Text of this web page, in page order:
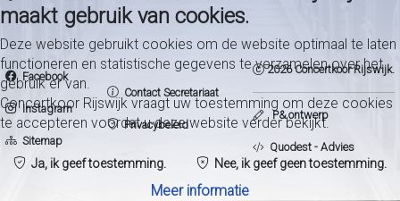
Facebook
Instagram
Sitemap
Contact Secretariaat
Privacybeleid
2026 Concertkoor Rijswijk.
P& ontwerp
Quodest - Advies
maakt gebruik van cookies.
Deze website gebruikt cookies om de website optimaal te laten
functioneren en statistische gegevens te verzamelen over het
gebruik er van.
Concertkoor Rijswijk vraagt uw toestemming om deze cookies
te accepteren voordat u deze website verder bekijkt.
Ja, ik geef toestemming. Nee, ik geef geen toestemming.
Meer informatie